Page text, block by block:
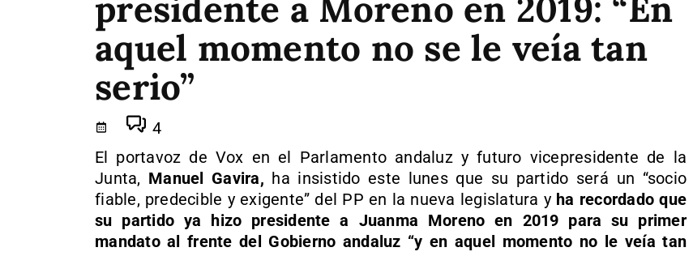
aquel momento no se le veía tan
serio”
4
El portavoz de Vox en el Parlamento andaluz y futuro vicepresidente de la
Junta, Manuel Gavira, ha insistido este lunes que su partido será un “socio
fiable, predecible y exigente” del PP en la nueva legislatura y ha recordado que
su partido ya hizo presidente a Juanma Moreno en 2019 para su primer
mandato al frente del Gobierno andaluz “y en aquel momento no le veía tan